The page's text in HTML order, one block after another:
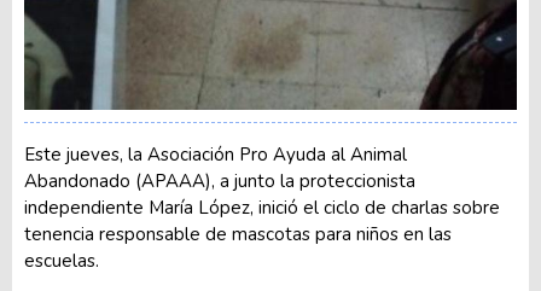
Este jueves, la Asociación Pro Ayuda al Animal
Abandonado (APAAA), a junto la proteccionista
independiente María López, inició el ciclo de charlas sobre
tenencia responsable de mascotas para niños en las
escuelas.